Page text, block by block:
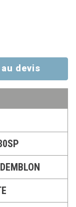
devis